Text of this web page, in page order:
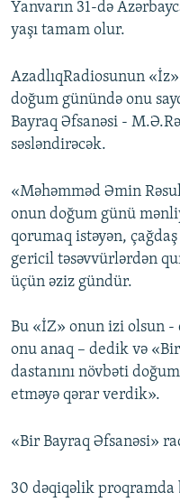
Yanvarın 31-də
yaşı tamam olur.
AzadlıqRadiosunun
doğum günündə onu
Bayraq Əfsanəsi -
səsləndirəcək.
«Məhəmməd Əmin
onun doğum günü
qorumaq istəyən,
gericil təsəvvürlərdən
üçün əziz gündür.
Bu «İZ» onun izi olsun -
onu anaq – dedik və
dastanını növbəti
etməyə qərar verdik».
«Bir Bayraq Əfsanəsi»
30 dəqiqəlik proqramda